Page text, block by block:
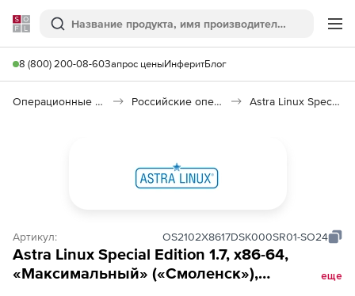
Softline
Поиск
8 (800) 200-08-60Запрос ценыИнферитБлог
Операционные системы Российские операционные системы (Импортозамещение) Astra Linux Special Edition
Артикул: OS2102X8617DSK000SR01-SO24
Astra Linux Special Edition 1.7, х86-64,
«Максимальный» («Смоленск»),
еще